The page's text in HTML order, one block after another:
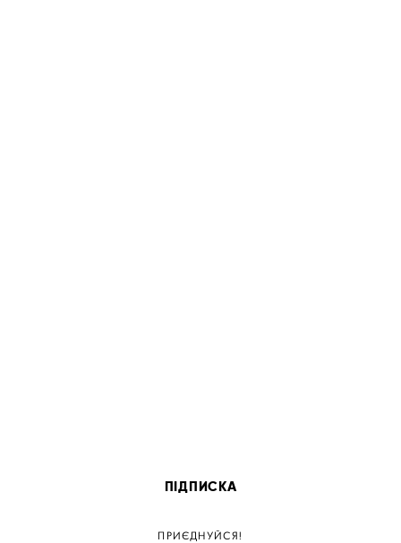
ПІДПИСКА
ПРИЄДНУЙСЯ!